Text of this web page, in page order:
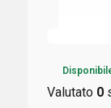
Valutato 0